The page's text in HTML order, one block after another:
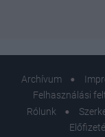
Archívum
Felhasználási
Rólunk